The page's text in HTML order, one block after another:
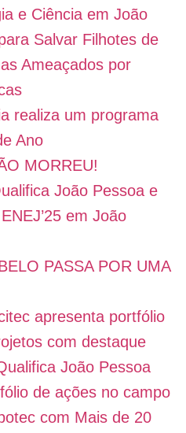
e Ciência em João
Salvar Filhotes de
Ameaçados por
realiza um programa
Ano
MORREU!
João Pessoa e
em João
PASSA POR UMA
apresenta portfólio
com destaque
João Pessoa
de ações no campo
com Mais de 20